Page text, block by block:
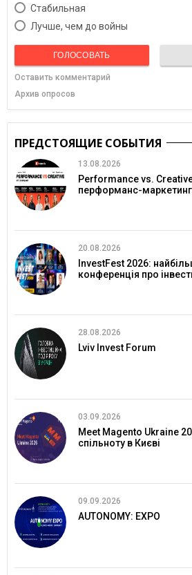
Cтабильная
Лучше, чем до войны
ГОЛОСОВАТЬ
Оставить комментарий
Архив опросов
ПРЕДСТОЯЩИЕ СОБЫТИЯ
13.08.2026
Performance vs.
перформанс-
20.08.2026
InvestFest 2026:
конференція про
28.08.2026
Lviv Invest Forum
03.09.2026
Meet Magento Ukraine
спільноту в Києві
09.09.2026
AUTONOMY: EXPO